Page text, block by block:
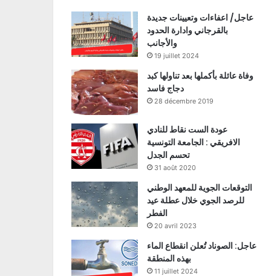
عاجل/ اعفاءات وتعيينات جديدة
بالقرجاني وادارة الحدود
والأجانب
19 juillet 2024
وفاة عائلة بأكملها بعد تناولها كبد
دجاج فاسد
28 décembre 2019
عودة الست نقاط للنادي
الافريقي : الجامعة التونسية
تحسم الجدل
31 août 2020
التوقعات الجوية للمعهد الوطني
للرصد الجوي خلال عطلة عيد
الفطر
20 avril 2023
عاجل: الصوناد تُعلن انقطاع الماء
بهذه المنطقة
11 juillet 2024